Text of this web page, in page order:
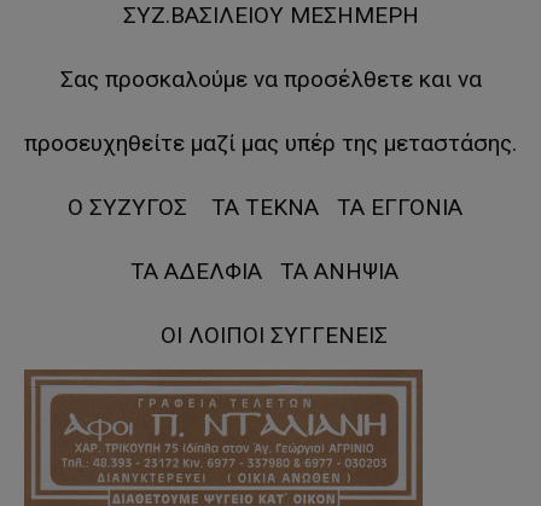
ΣΥΖ.ΒΑΣΙΛΕΙΟΥ ΜΕΣΗΜΕΡΗ
Σας προσκαλούμε να προσέλθετε και να
προσευχηθείτε μαζί μας υπέρ της μεταστάσης.
Ο ΣΥΖΥΓΟΣ ΤΑ ΤΕΚΝΑ ΤΑ ΕΓΓΟΝΙΑ
ΤΑ ΑΔΕΛΦΙΑ ΤΑ ΑΝΗΨΙΑ
ΟΙ ΛΟΙΠΟΙ ΣΥΓΓΕΝΕΙΣ